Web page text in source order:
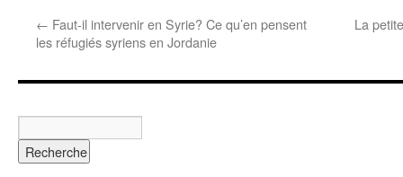
← Faut-il intervenir en Syrie? Ce qu’en pensent
les réfugiés syriens en Jordanie
La